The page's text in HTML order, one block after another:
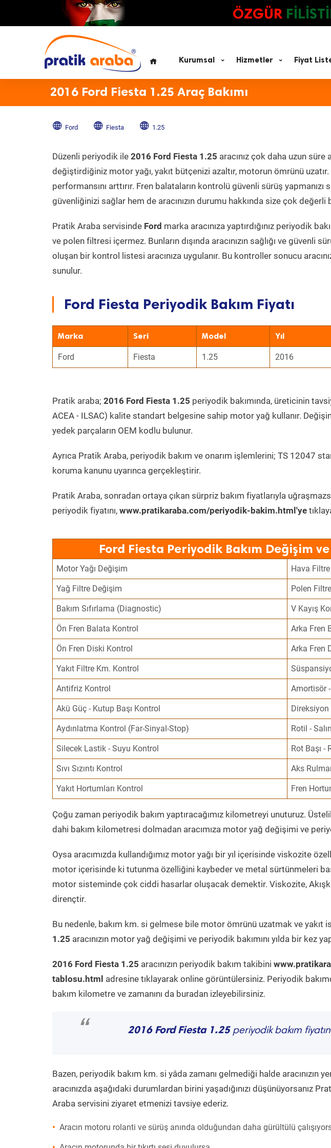
ÖZGÜR
Kurumsal Hizmetler Fiyat
2016 Ford Fiesta 1.25 Araç Bakımı
Ford Fiesta 1.25
Düzenli periyodik ile 2016 Ford Fiesta 1.25 aracınız çok daha uzun süre
değiştirdiğiniz motor yağı, yakıt bütçenizi azaltır, motorun ömrünü
performansını arttırır. Fren balataların kontrolü güvenli sürüş yapmanızı
güvenliğinizi sağlar hem de aracınızın durumu hakkında size çok değerli
Pratik Araba servisinde Ford marka aracınıza yaptırdığınız periyodik
ve polen filtresi içermez. Bunların dışında aracınızın sağlığı ve güvenli
oluşan bir kontrol listesi aracınıza uygulanır. Bu kontroller sonucu
sunulur.
Ford Fiesta Periyodik Bakım Fiyatı
Marka Seri Model Yıl
Ford Fiesta 1.25 2016
Pratik araba; 2016 Ford Fiesta 1.25 periyodik bakımında, üreticinin
ACEA - ILSAC) kalite standart belgesine sahip motor yağ kullanır.
yedek parçaların OEM kodlu bulunur.
Ayrıca Pratik Araba, periyodik bakım ve onarım işlemlerini; TS 12047
koruma kanunu uyarınca gerçekleştirir.
Pratik Araba, sonradan ortaya çıkan sürpriz bakım fiyatlarıyla
periyodik fiyatını, www.pratikaraba.com/periyodik-bakim.html'ye
Ford Fiesta Periyodik Bakım Değişim
Motor Yağı Değişim Hava
Yağ Filtre Değişim Polen
Bakım Sıfırlama (Diagnostic) V Kayış
Ön Fren Balata Kontrol Arka Fren
Ön Fren Diski Kontrol Arka Fren
Yakıt Filtre Km. Kontrol
Antifriz Kontrol Amortisör
Akü Güç - Kutup Başı Kontrol Direksiyon
Aydınlatma Kontrol (Far-Sinyal-Stop) Rotil -
Silecek Lastik - Suyu Kontrol Rot Başı -
Sıvı Sızıntı Kontrol Aks
Yakıt Hortumları Kontrol Fren
Çoğu zaman periyodik bakım yaptıracağımız kilometreyi unuturuz.
dahi bakım kilometresi dolmadan aracımıza motor yağ değişimi ve
Oysa aracımızda kullandığımız motor yağı bir yıl içerisinde viskozite
motor içerisinde ki tutunma özelliğini kaybeder ve metal sürtünmeleri
motor sisteminde çok ciddi hasarlar oluşacak demektir. Viskozite,
dirençtir.
Bu nedenle, bakım km. si gelmese bile motor ömrünü uzatmak ve yakıt
1.25 aracınızın motor yağ değişimi ve periyodik bakımını yılda bir kez
2016 Ford Fiesta 1.25 aracınızın periyodik bakım takibini
tablosu.html adresine tıklayarak online görüntülersiniz. Periyodik
bakım kilometre ve zamanını da buradan izleyebilirsiniz.
“ 2016 Ford Fiesta 1.25 periyodik bakım
Bazen, periyodik bakım km. si yâda zamanı gelmediği halde aracınızın
aracınızda aşağıdaki durumlardan birini yaşadığınızı düşünüyorsanız
Araba servisini ziyaret etmenizi tavsiye ederiz.
Aracın motoru rolanti ve sürüş anında olduğundan daha gürültülü